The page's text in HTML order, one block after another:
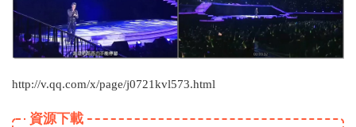
http://v.qq.com/x/page/j0721kvl573.html
資源下載